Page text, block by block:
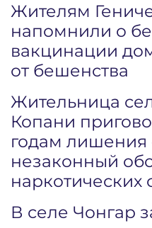
Жителям
напомнили о
вакцинации
от бешенства
Жительница
Копани
годам лишения
незаконный
наркотических
В селе Чонгар